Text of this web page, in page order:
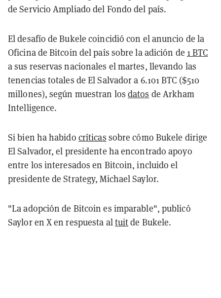
de Servicio Ampliado del Fondo del país.
El desafío de Bukele coincidió con el anuncio de la
Oficina de Bitcoin del país sobre la adición de 1 BTC
a sus reservas nacionales el martes, llevando las
tenencias totales de El Salvador a 6.101 BTC ($510
millones), según muestran losdatos de Arkham
Intelligence.
Si bien ha habido críticas sobre cómo Bukele dirige
El Salvador, el presidente ha encontrado apoyo
entre los interesados en Bitcoin, incluido el
presidente de Strategy, Michael Saylor.
"La adopción de Bitcoin es imparable", publicó
Saylor en X en respuesta altuitde Bukele.